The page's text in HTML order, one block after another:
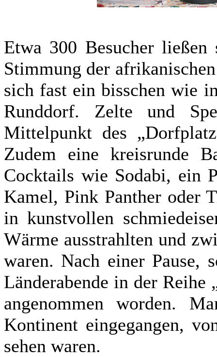
Etwa 300 Besucher
Stimmung der
sich fast ein bisschen wie
Runddorf. Zelte und
Mittelpunkt des
Zudem eine kreisrunde
Cocktails wie Sodabi, ein
Kamel, Pink Panther oder
in kunstvollen
Wärme ausstrahlten und
waren. Nach einer Pause,
Länderabende in der
angenommen worden.
Kontinent eingegangen,
sehen waren.